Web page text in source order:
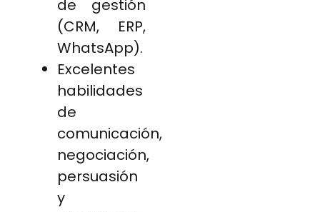
de gestión
(CRM, ERP,
WhatsApp).
Excelentes
habilidades
de
comunicación,
negociación,
persuasión
y